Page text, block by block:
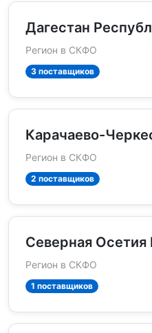
Дагестан
Регион в СКФО
3 поставщиков
Карачаево-
Регион в СКФО
2 поставщиков
Северная Осетия
Регион в СКФО
1 поставщиков